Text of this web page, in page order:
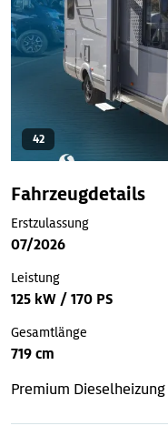
42
Fahrzeugdetails
Erstzulassung
07/2026
Leistung
125 kW / 170 PS
Gesamtlänge
719 cm
Premium Dieselheizung